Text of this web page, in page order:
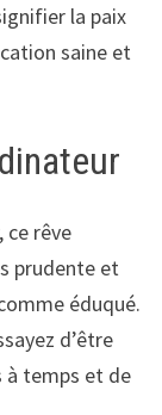
la paix
saine et
ce rêve
prudente et
éduqué.
d’être
à temps et de